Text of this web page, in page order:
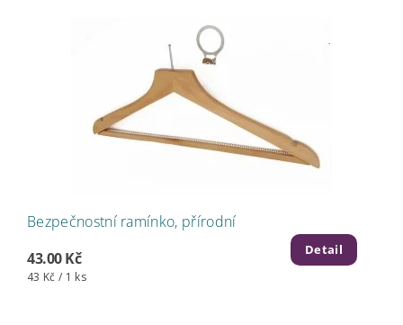
Bezpečnostní ramínko, přírodní
43.00 Kč
43 Kč / 1 ks
Detail